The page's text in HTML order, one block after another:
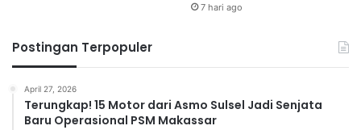
7 hari ago
Postingan Terpopuler
April 27, 2026
Terungkap! 15 Motor dari Asmo Sulsel Jadi Senjata
Baru Operasional PSM Makassar